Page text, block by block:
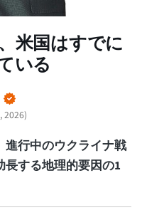
米国はすでに
いる
2026)
進行中のウクライナ戦
する地理的要因の1